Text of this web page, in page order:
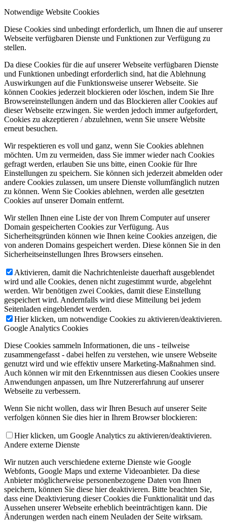
Notwendige Website Cookies
Diese Cookies sind unbedingt erforderlich, um Ihnen die auf unserer
Webseite verfügbaren Dienste und Funktionen zur Verfügung zu
stellen.
Da diese Cookies für die auf unserer Webseite verfügbaren Dienste
und Funktionen unbedingt erforderlich sind, hat die Ablehnung
Auswirkungen auf die Funktionsweise unserer Webseite. Sie
können Cookies jederzeit blockieren oder löschen, indem Sie Ihre
Browsereinstellungen ändern und das Blockieren aller Cookies auf
dieser Webseite erzwingen. Sie werden jedoch immer aufgefordert,
Cookies zu akzeptieren / abzulehnen, wenn Sie unsere Website
erneut besuchen.
Wir respektieren es voll und ganz, wenn Sie Cookies ablehnen
möchten. Um zu vermeiden, dass Sie immer wieder nach Cookies
gefragt werden, erlauben Sie uns bitte, einen Cookie für Ihre
Einstellungen zu speichern. Sie können sich jederzeit abmelden oder
andere Cookies zulassen, um unsere Dienste vollumfänglich nutzen
zu können. Wenn Sie Cookies ablehnen, werden alle gesetzten
Cookies auf unserer Domain entfernt.
Wir stellen Ihnen eine Liste der von Ihrem Computer auf unserer
Domain gespeicherten Cookies zur Verfügung. Aus
Sicherheitsgründen können wie Ihnen keine Cookies anzeigen, die
von anderen Domains gespeichert werden. Diese können Sie in den
Sicherheitseinstellungen Ihres Browsers einsehen.
Aktivieren, damit die Nachrichtenleiste dauerhaft ausgeblendet
wird und alle Cookies, denen nicht zugestimmt wurde, abgelehnt
werden. Wir benötigen zwei Cookies, damit diese Einstellung
gespeichert wird. Andernfalls wird diese Mitteilung bei jedem
Seitenladen eingeblendet werden.
Hier klicken, um notwendige Cookies zu aktivieren/deaktivieren.
Google Analytics Cookies
Diese Cookies sammeln Informationen, die uns - teilweise
zusammengefasst - dabei helfen zu verstehen, wie unsere Webseite
genutzt wird und wie effektiv unsere Marketing-Maßnahmen sind.
Auch können wir mit den Erkenntnissen aus diesen Cookies unsere
Anwendungen anpassen, um Ihre Nutzererfahrung auf unserer
Webseite zu verbessern.
Wenn Sie nicht wollen, dass wir Ihren Besuch auf unserer Seite
verfolgen können Sie dies hier in Ihrem Browser blockieren:
Hier klicken, um Google Analytics zu aktivieren/deaktivieren.
Andere externe Dienste
Wir nutzen auch verschiedene externe Dienste wie Google
Webfonts, Google Maps und externe Videoanbieter. Da diese
Anbieter möglicherweise personenbezogene Daten von Ihnen
speichern, können Sie diese hier deaktivieren. Bitte beachten Sie,
dass eine Deaktivierung dieser Cookies die Funktionalität und das
Aussehen unserer Webseite erheblich beeinträchtigen kann. Die
Änderungen werden nach einem Neuladen der Seite wirksam.